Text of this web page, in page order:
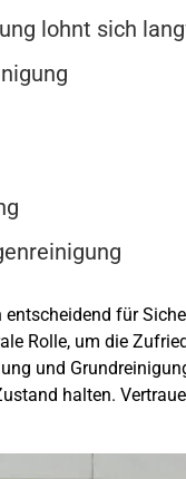
lohnt sich
für
Rolle, um die
und
halten.